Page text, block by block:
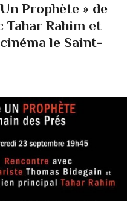
Prophète » de
Tahar Rahim et
le Saint-